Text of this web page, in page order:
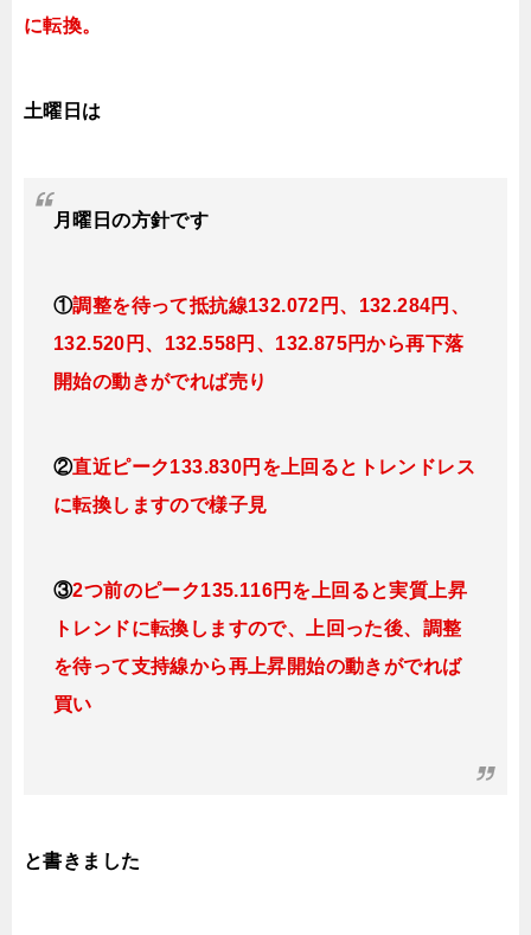
に転換。
土曜日は
月曜日の方針です
①調整を待って抵抗線132.072円、132.284円、
132.520円、132.558円、132.875円から再下落
開始の動きがでれば売り
②直近ピーク133.830円を上回るとトレンドレス
に転換しますので様子見
③2つ前のピーク135.116円を上回ると実質上昇
トレンドに転換しますので、上回った後、調整
を待って支持線から再上昇開始の動きがでれば
買い
と書きました